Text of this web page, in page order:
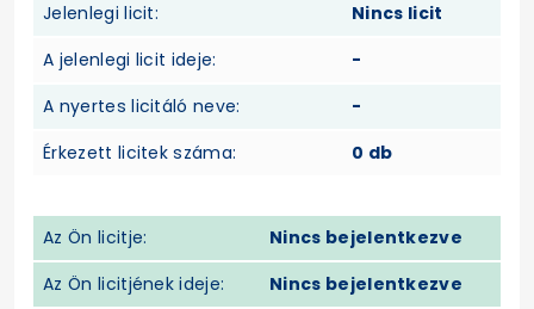
Jelenlegi licit:
Nincs licit
A jelenlegi licit ideje:
-
A nyertes licitáló neve:
-
Érkezett licitek száma:
0 db
Az Ön licitje:
Nincs bejelentkezve
Az Ön licitjének ideje:
Nincs bejelentkezve